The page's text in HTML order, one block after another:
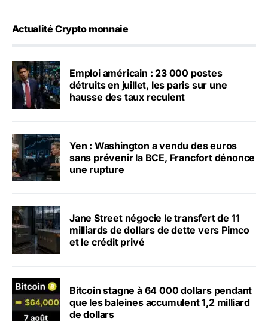
Actualité Crypto monnaie
Emploi américain : 23 000 postes
détruits en juillet, les paris sur une
hausse des taux reculent
Yen : Washington a vendu des euros
sans prévenir la BCE, Francfort dénonce
une rupture
Jane Street négocie le transfert de 11
milliards de dollars de dette vers Pimco
et le crédit privé
Bitcoin stagne à 64 000 dollars pendant
que les baleines accumulent 1,2 milliard
de dollars